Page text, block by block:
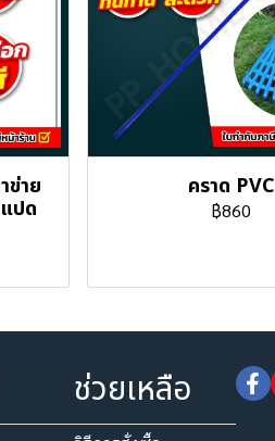
ข่าย
ปด
คราด PVC
฿860
ช่วยเหลือ